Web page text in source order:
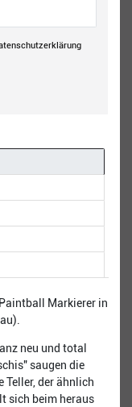
Markierer in
neu und total
saugen die
Teller, der ähnlich
sich beim heraus